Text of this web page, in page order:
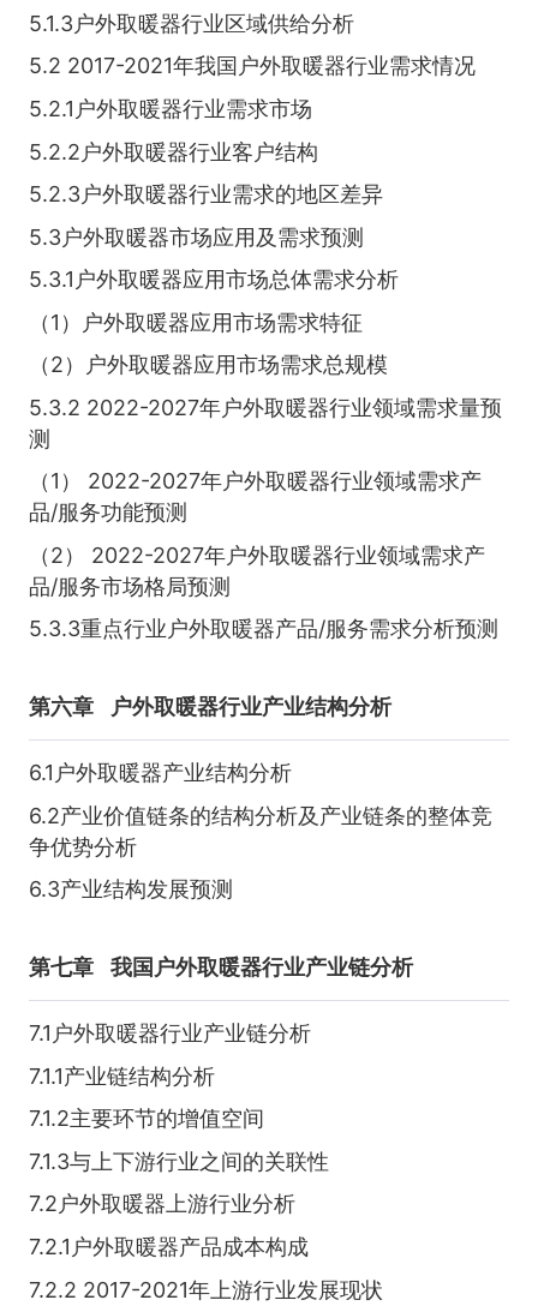
5.1.3户外取暖器行业区域供给分析
5.2 2017-2021年我国户外取暖器行业需求情况
5.2.1户外取暖器行业需求市场
5.2.2户外取暖器行业客户结构
5.2.3户外取暖器行业需求的地区差异
5.3户外取暖器市场应用及需求预测
5.3.1户外取暖器应用市场总体需求分析
（1）户外取暖器应用市场需求特征
（2）户外取暖器应用市场需求总规模
5.3.2 2022-2027年户外取暖器行业领域需求量预
测
（1） 2022-2027年户外取暖器行业领域需求产
品/服务功能预测
（2） 2022-2027年户外取暖器行业领域需求产
品/服务市场格局预测
5.3.3重点行业户外取暖器产品/服务需求分析预测
第六章 户外取暖器行业产业结构分析
6.1户外取暖器产业结构分析
6.2产业价值链条的结构分析及产业链条的整体竞
争优势分析
6.3产业结构发展预测
第七章 我国户外取暖器行业产业链分析
7.1户外取暖器行业产业链分析
7.1.1产业链结构分析
7.1.2主要环节的增值空间
7.1.3与上下游行业之间的关联性
7.2户外取暖器上游行业分析
7.2.1户外取暖器产品成本构成
7.2.2 2017-2021年上游行业发展现状